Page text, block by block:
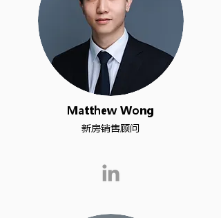
Matthew Wong
新房销售顾问